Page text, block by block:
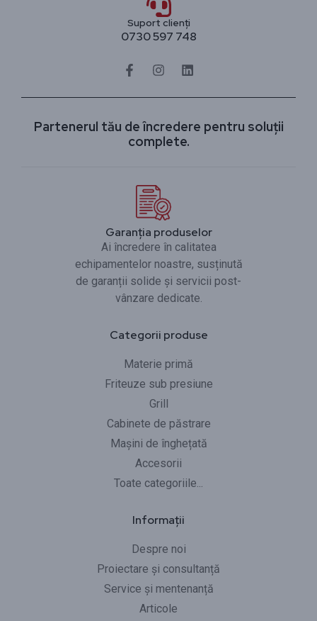
Suport clienți
0730 597 748
Partenerul tău de încredere pentru soluții
complete.
Garanția produselor
Ai încredere în calitatea
echipamentelor noastre, susținută
de garanții solide și servicii post-
vânzare dedicate.
Categorii produse
Materie primă
Friteuze sub presiune
Grill
Cabinete de păstrare
Mașini de înghețată
Accesorii
Toate categoriile...
Informații
Despre noi
Proiectare și consultanță
Service și mentenanță
Articole